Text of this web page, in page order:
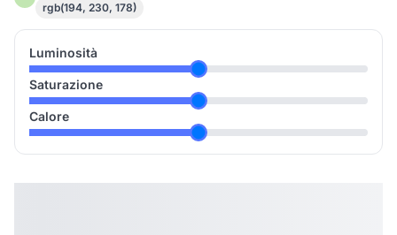
rgb(194, 230, 178)
Luminosità
Saturazione
Calore